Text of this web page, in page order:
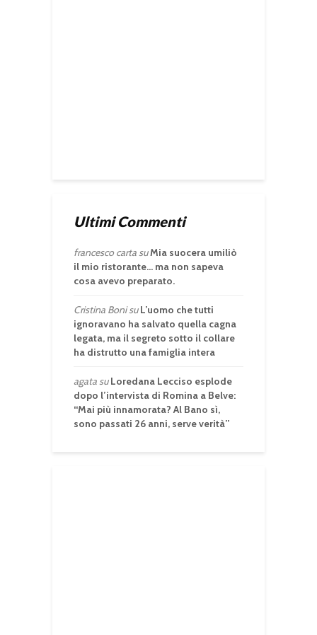
Ultimi Commenti
francesco cartasuMia suocera umiliò
il mio ristorante… ma non sapeva
cosa avevo preparato.
Cristina BonisuL’uomo che tutti
ignoravano ha salvato quella cagna
legata, ma il segreto sotto il collare
ha distrutto una famiglia intera
agatasuLoredana Lecciso esplode
dopo l’intervista di Romina a Belve:
“Mai più innamorata? Al Bano sì,
sono passati 26 anni, serve verità”